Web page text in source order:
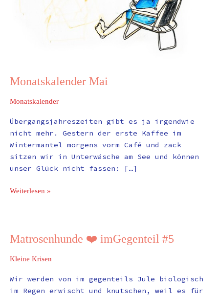
Monatskalender Mai
Monatskalender
Übergangsjahreszeiten gibt es ja irgendwie
nicht mehr. Gestern der erste Kaffee im
Wintermantel morgens vorm Café und zack
sitzen wir in Unterwäsche am See und können
unser Glück nicht fassen: […]
Weiterlesen »
Matrosenhunde ❤️ imGegenteil #5
Kleine Krisen
Wir werden von im gegenteils Jule biologisch
im Regen erwischt und knutschen, weil es für
Matrosenhunde
imGegenteil